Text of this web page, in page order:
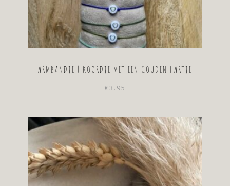
ARMBANDJE | KOORDJE MET EEN GOUDEN HARTJE
€3.95